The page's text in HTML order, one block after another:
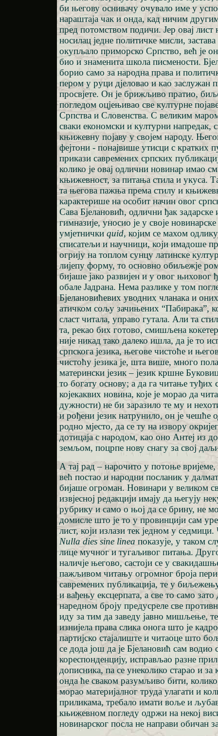
би његову оснивачу очувало име у
нараштаја чак и онда, кад ничим
пред потомством подичи. Јер овај лист
носилац једне политичке мисли,
окупљало приморско Српство, већ је он
био и знаменита школа писмености.
борио само за народна права и
пером у руци дјеловао и као заслужан
просвјете. Он је брижљиво пратио,
погледом оцјењивао све културне
Српства и Словенства. С великим
сваки економски и културни напредак,
књижевну појаву у својем народу.
фејтони - понајвише утисци с кратких
прикази савремених српских
колико је овај одлични новинар имао
књижевност, за питања стила и укуса.
та његова пажња према стилу и
карактерише на особит начин овог
Сава Бјелановић, одлични ђак задарске
гимназије, уносио је у своје
умјетнички quid, којим се махом
списатељи и научници, који имадоше
огрију на топлом сунцу латинске
лијепу форму, то основно обиљежје
бијаше јако развијен и у овог њиховог
обале Јадрана. Нема разлике у том
Бјелановићевих уводних чланака и
атичком сољу зачињених “Пабирака”,
сласт читала, управо гутала. Али та
та, рекао бих готово, смишљена
није никад тако далеко ишла, да је то
српскога језика, његове чистоће и
чистоћу језика је, шта више, много
матерински језик – језик кршне
то богату основу; а да га читање туђих
којекаквих новина, које је морао да
дужности) не би заразило те му и
и рођени језик натрунило, он је чешће
родно мјесто, да се ту на извору
дотицаја с народом, као оно Антеј из
земљом, поцрпе нову снагу за свој
А тај рад – нарочито у потоње вријеме,
већ постао и народни посланик у
бијаше огроман. Новинари у великом
извјесној редакцији имају да његују
рубрику и само о њој да се брину, не
домисле што је то у провинцији сам
лист, који излази тек једном у седмици.
Nulla dies sine linea показује, у таком
лице мучног и тугаљивог питања.
наличје његово, састоји се у
пажљивом читању огромног броја
савремених публикација, те у
и вађењу ексцерпата, а све то само зато
наредном броју предусреле све
иду за тим да заведу јавно мишљење,
изнијела права слика онога што је
партијско стајалиште и читаоце што
се дода још да је Бјелановић сам водио
кореспонденцију, исправљао разне
дописника, па се унеколико старао и за
онда ће сваком разумљиво бити, колико
морао материјалног труда улагати и
приликама, требало имати воље и
књижевном погледу одржи на некој
новинарског посла не направи обичан